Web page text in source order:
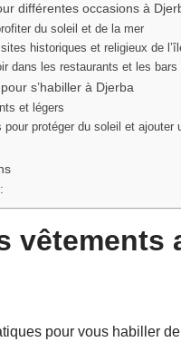
différentes occasions à
du soleil et de la mer
historiques et religieux de
dans les restaurants et les bars
s’habiller à Djerba
et légers
pour protéger du soleil et ajouter
vêtements
pour vous habiller